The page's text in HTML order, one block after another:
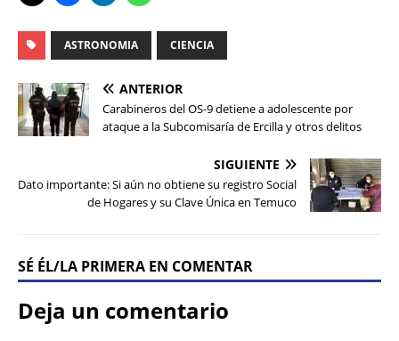
ASTRONOMIA CIENCIA
ANTERIOR
Carabineros del OS-9 detiene a adolescente por
ataque a la Subcomisaría de Ercilla y otros delitos
SIGUIENTE
Dato importante: Si aún no obtiene su registro Social
de Hogares y su Clave Única en Temuco
SÉ ÉL/LA PRIMERA EN COMENTAR
Deja un comentario